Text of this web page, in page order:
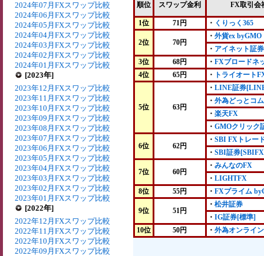
2024年07月FXスワップ比較
2024年06月FXスワップ比較
2024年05月FXスワップ比較
2024年04月FXスワップ比較
2024年03月FXスワップ比較
2024年02月FXスワップ比較
2024年01月FXスワップ比較
[2023年]
2023年12月FXスワップ比較
2023年11月FXスワップ比較
2023年10月FXスワップ比較
2023年09月FXスワップ比較
2023年08月FXスワップ比較
2023年07月FXスワップ比較
2023年06月FXスワップ比較
2023年05月FXスワップ比較
2023年04月FXスワップ比較
2023年03月FXスワップ比較
2023年02月FXスワップ比較
2023年01月FXスワップ比較
[2022年]
2022年12月FXスワップ比較
2022年11月FXスワップ比較
2022年10月FXスワップ比較
2022年09月FXスワップ比較
順位 スワップ金利 FX取引会
1位 71円 ・ くりっく365
2位 70円
・ 外貨ex byGMO
・ アイネット証券
3位
68円 ・ FXブロードネ
4位
65円 ・ トライオート
5位 63円
・ LINE証券
・ 外為どっとコム
・ 楽天FX
・ GMOクリック
6位 62円
・ SBI FXトレー
・ SBI証券
7位 60円
・ みんなのFX
・ LIGHTFX
8位
55円 ・ FXプライム
9位 51円
・ 松井証券
・ IG証券[標準]
10位
50円 ・ 外為オンライン